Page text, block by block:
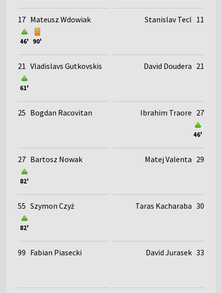
17 Mateusz Wdowiak
46' 90'
21 Vladislavs Gutkovskis
61'
25 Bogdan Racovitan
27 Bartosz Nowak
82'
55 Szymon Czyż
82'
99 Fabian Piasecki
Stanislav Tecl 11
David Doudera 21
46'
Ibrahim Traore 27
Matej Valenta 29
Taras Kacharaba 30
David Jurasek 33